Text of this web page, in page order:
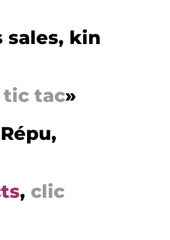
sales, kin
tic tac»
, clic